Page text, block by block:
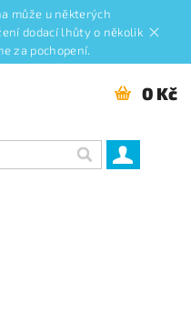
může u některých
dodací lhůty o několik
za pochopení.
0 Kč